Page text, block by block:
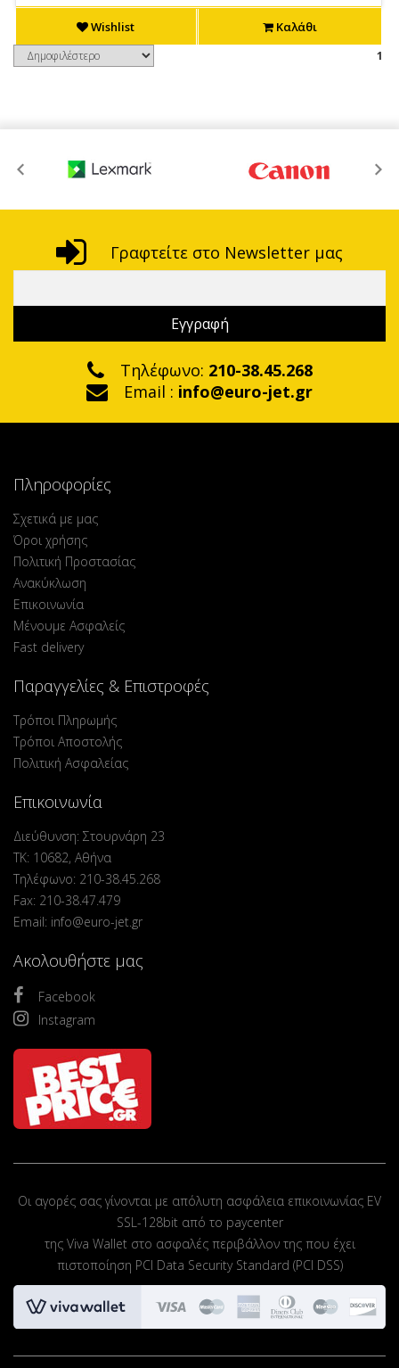
Wishlist Καλάθι
1
Γραφτείτε στο Newsletter μας
Τηλέφωνο: 210-38.45.268
Email : info@euro-jet.gr
Πληροφορίες
Σχετικά με μας
Όροι χρήσης
Πολιτική Προστασίας
Ανακύκλωση
Επικοινωνία
Μένουμε Ασφαλείς
Fast delivery
Παραγγελίες & Επιστροφές
Τρόποι Πληρωμής
Τρόποι Αποστολής
Πολιτική Ασφαλείας
Επικοινωνία
Διεύθυνση: Στουρνάρη 23
ΤΚ: 10682, Αθήνα
Τηλέφωνο: 210-38.45.268
Fax: 210-38.47.479
Email: info@euro-jet.gr
Ακολουθήστε μας
Facebook
Instagram
Οι αγορές σας γίνονται με απόλυτη ασφάλεια επικοινωνίας EV
SSL-128bit από το paycenter
της Viva Wallet στο ασφαλές περιβάλλον της που έχει
πιστοποίηση PCI Data Security Standard (PCI DSS)